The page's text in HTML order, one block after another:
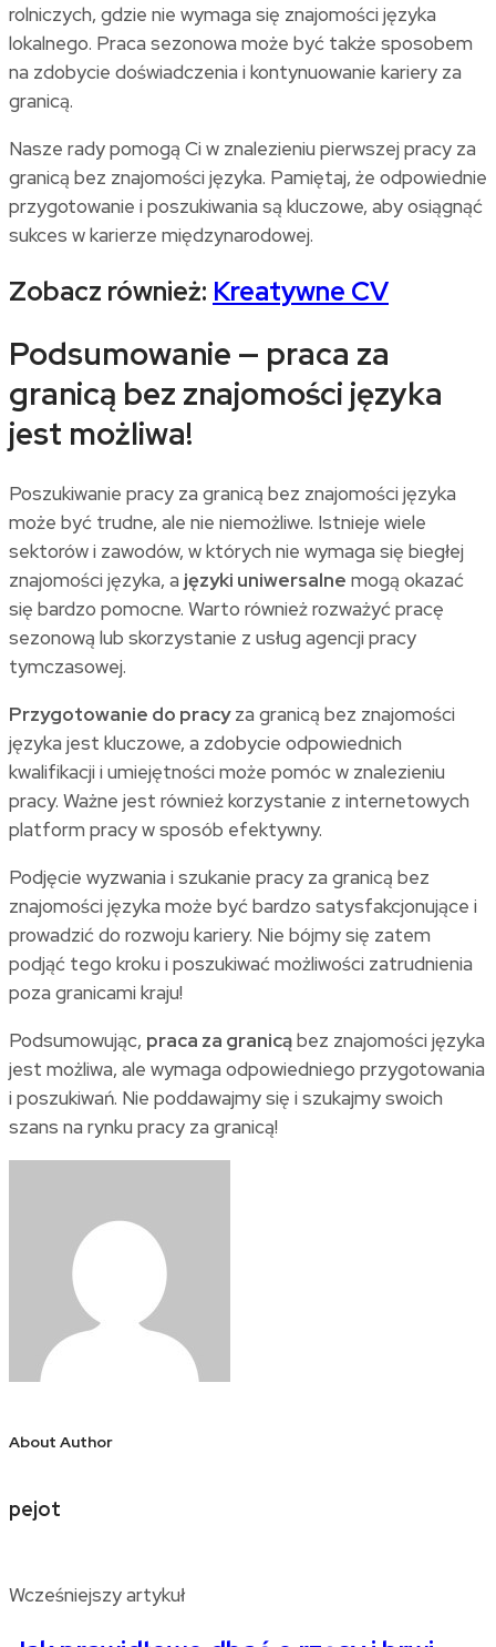
rolniczych, gdzie nie wymaga się znajomości języka
lokalnego. Praca sezonowa może być także sposobem
na zdobycie doświadczenia i kontynuowanie kariery za
granicą.
Nasze rady pomogą Ci w znalezieniu pierwszej pracy za
granicą bez znajomości języka. Pamiętaj, że odpowiednie
przygotowanie i poszukiwania są kluczowe, aby osiągnąć
sukces w karierze międzynarodowej.
Zobacz również: Kreatywne CV
Podsumowanie — praca za
granicą bez znajomości języka
jest możliwa!
Poszukiwanie pracy za granicą bez znajomości języka
może być trudne, ale nie niemożliwe. Istnieje wiele
sektorów i zawodów, w których nie wymaga się biegłej
znajomości języka, a języki uniwersalne mogą okazać
się bardzo pomocne. Warto również rozważyć pracę
sezonową lub skorzystanie z usług agencji pracy
tymczasowej.
Przygotowanie do pracyza granicą bez znajomości
języka jest kluczowe, a zdobycie odpowiednich
kwalifikacji i umiejętności może pomóc w znalezieniu
pracy. Ważne jest również korzystanie z internetowych
platform pracy w sposób efektywny.
Podjęcie wyzwania i szukanie pracy za granicą bez
znajomości języka może być bardzo satysfakcjonujące i
prowadzić do rozwoju kariery. Nie bójmy się zatem
podjąć tego kroku i poszukiwać możliwości zatrudnienia
poza granicami kraju!
Podsumowując, praca za granicąbez znajomości języka
jest możliwa, ale wymaga odpowiedniego przygotowania
i poszukiwań. Nie poddawajmy się i szukajmy swoich
szans na rynku pracy za granicą!
About Author
pejot
Wcześniejszy artykuł